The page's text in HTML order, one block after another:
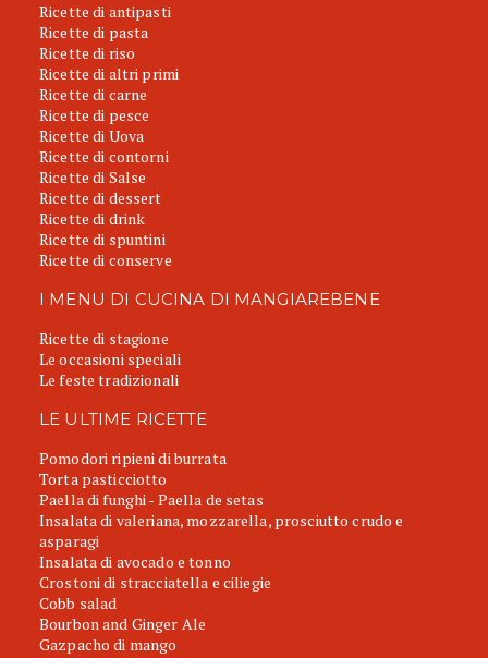
Ricette di antipasti
Ricette di pasta
Ricette di riso
Ricette di altri primi
Ricette di carne
Ricette di pesce
Ricette di Uova
Ricette di contorni
Ricette di Salse
Ricette di dessert
Ricette di drink
Ricette di spuntini
Ricette di conserve
I MENU DI CUCINA DI MANGIAREBENE
Ricette di stagione
Le occasioni speciali
Le feste tradizionali
LE ULTIME RICETTE
Pomodori ripieni di burrata
Torta pasticciotto
Paella di funghi - Paella de setas
Insalata di valeriana, mozzarella, prosciutto crudo e
asparagi
Insalata di avocado e tonno
Crostoni di stracciatella e ciliegie
Cobb salad
Bourbon and Ginger Ale
Gazpacho di mango